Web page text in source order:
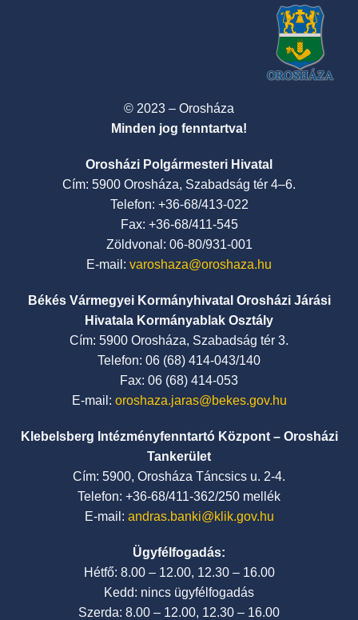
© 2023 – Orosháza
Minden jog fenntartva!
Orosházi Polgármesteri Hivatal
Cím: 5900 Orosháza, Szabadság tér 4–6.
Telefon: +36-68/413-022
Fax: +36-68/411-545
Zöldvonal: 06-80/931-001
E-mail: varoshaza@oroshaza.hu
Békés Vármegyei Kormányhivatal Orosházi Járási
Hivatala Kormányablak Osztály
Cím: 5900 Orosháza, Szabadság tér 3.
Telefon: 06 (68) 414-043/140
Fax: 06 (68) 414-053
E-mail: oroshaza.jaras@bekes.gov.hu
Klebelsberg Intézményfenntartó Központ – Orosházi
Tankerület
Cím: 5900, Orosháza Táncsics u. 2-4.
Telefon: +36-68/411-362/250 mellék
E-mail: andras.banki@klik.gov.hu
Ügyfélfogadás:
Hétfő: 8.00 – 12.00, 12.30 – 16.00
Kedd: nincs ügyfélfogadás
Szerda: 8.00 – 12.00, 12.30 – 16.00